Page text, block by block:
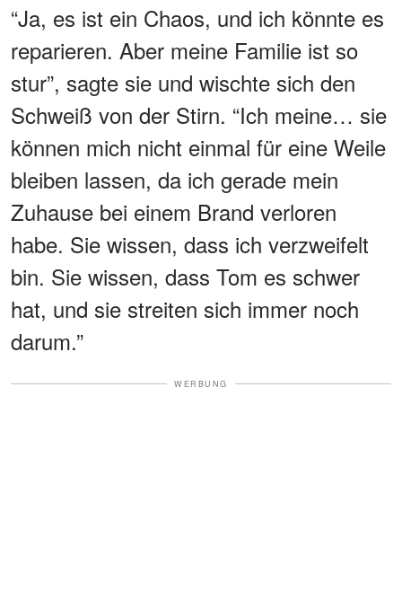
“Ja, es ist ein Chaos, und ich könnte es
reparieren. Aber meine Familie ist so
stur”, sagte sie und wischte sich den
Schweiß von der Stirn. “Ich meine… sie
können mich nicht einmal für eine Weile
bleiben lassen, da ich gerade mein
Zuhause bei einem Brand verloren
habe. Sie wissen, dass ich verzweifelt
bin. Sie wissen, dass Tom es schwer
hat, und sie streiten sich immer noch
darum.”
WERBUNG